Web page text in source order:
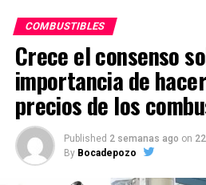
COMBUSTIBLES
Crece el consenso
importancia de
precios de los
Published 2 semanas ago on
By Bocadepozo